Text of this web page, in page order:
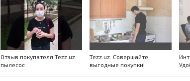
Отзыв покупателя Tezz.uz
пылесос
Tezz.uz. Совершайте
выгодные покупки!